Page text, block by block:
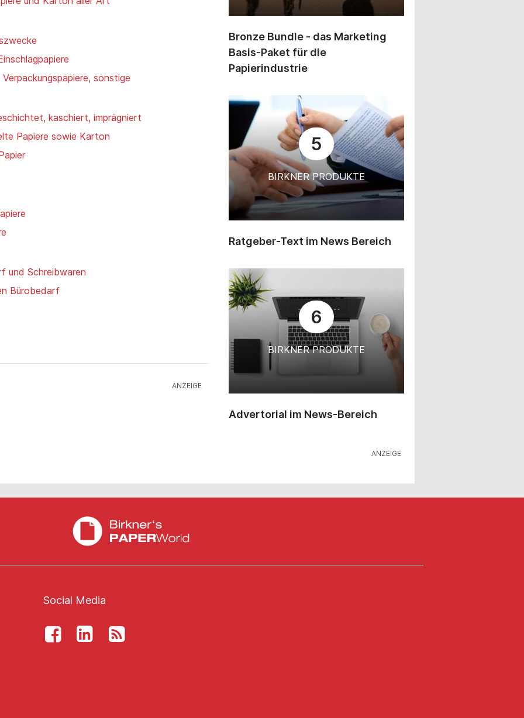
sonstige
kaschiert, imprägniert
Papiere sowie Karton
und Schreibwaren
Bürobedarf
Bronze Bundle - das Marketing
Basis-Paket für die
Papierindustrie
5
BIRKNER PRODUKTE
Ratgeber-Text im News Bereich
6
BIRKNER PRODUKTE
Advertorial im News-Bereich
Social Media